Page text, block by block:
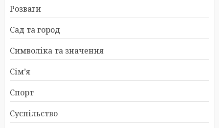
Розваги
Сад та город
Символіка та значення
Сім’я
Спорт
Суспільство